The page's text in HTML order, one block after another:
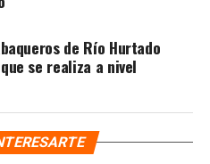
de Río Hurtado
se realiza a nivel